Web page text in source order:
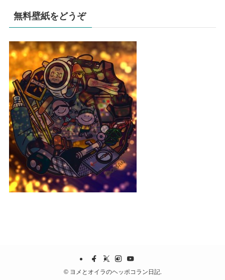
無料壁紙をどうぞ
©ヨメとオイラのヘッポコラン日記.